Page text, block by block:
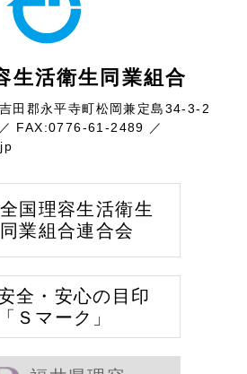
生活衛生同業組合
郡永平寺町松岡兼定島34-3-2
／ FAX:0776-61-2489 ／
全国理容生活衛生
同業組合連合会
全・安心の目印
「Ｓマーク」